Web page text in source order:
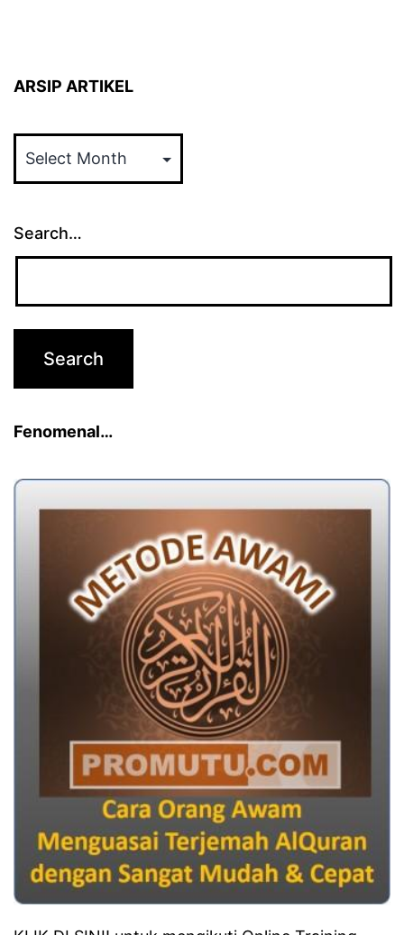
ARSIP ARTIKEL
ARTIKEL
Search…
Fenomenal…